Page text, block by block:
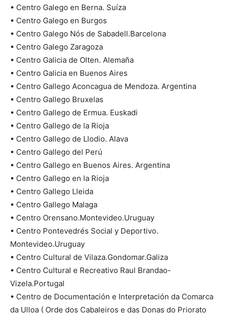
• Centro Galego en Berna. Suíza
• Centro Galego en Burgos
• Centro Galego Nós de Sabadell.Barcelona
• Centro Galego Zaragoza
• Centro Galicia de Olten. Alemaña
• Centro Galicia en Buenos Aires
• Centro Gallego Aconcagua de Mendoza. Argentina
• Centro Gallego Bruxelas
• Centro Gallego de Ermua. Euskadi
• Centro Gallego de la Rioja
• Centro Gallego de Llodio. Alava
• Centro Gallego del Perú
• Centro Gallego en Buenos Aires. Argentina
• Centro Gallego en la Rioja
• Centro Gallego Lleida
• Centro Gallego Malaga
• Centro Orensano.Montevideo.Uruguay
• Centro Pontevedrés Social y Deportivo.
Montevideo.Uruguay
• Centro Cultural de Vilaza.Gondomar.Galiza
• Centro Cultural e Recreativo Raul Brandao-
Vizela.Portugal
• Centro de Documentación e Interpretación da Comarca
da Ulloa ( Orde dos Cabaleiros e das Donas do Priorato